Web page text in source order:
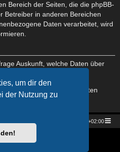
um dir den
der Nutzung zu
Bereich der Seiten, die die phpBB-
Betreiber in anderen Bereichen
Daten verarbeitet, wird
Auskunft, welche Daten über
bzw. Sperrung deiner Daten
den Betreiber.
UTC+02:00
Software © phpBB Limited
durchphpBB.de